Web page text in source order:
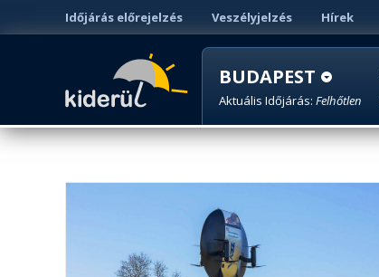
Időjárás előrejelzés Veszélyjelzés Hírek
BUDAPEST
Aktuális Időjárás: Felhőtlen